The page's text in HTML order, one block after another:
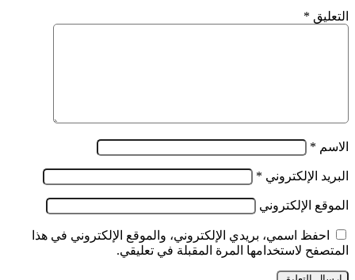
التعليق *
الاسم *
البريد الإلكتروني *
الموقع الإلكتروني
احفظ اسمي، بريدي الإلكتروني، والموقع الإلكتروني في هذا
المتصفح لاستخدامها المرة المقبلة في تعليقي.